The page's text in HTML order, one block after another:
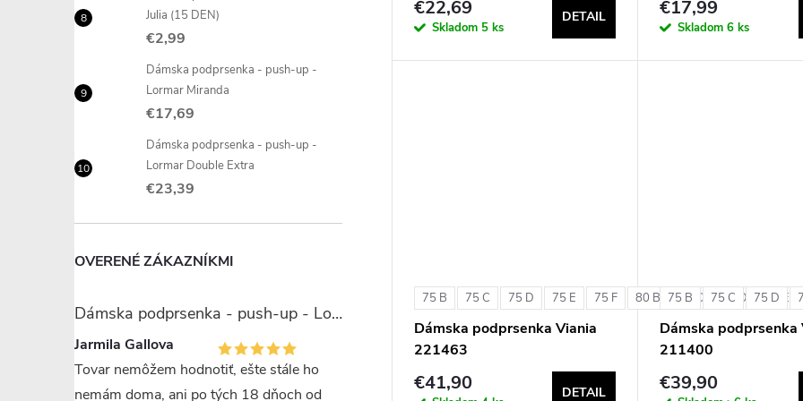
Julia (15 DEN)
€2,99
Dámska podprsenka - push-up -
Lormar Miranda
€17,69
Dámska podprsenka - push-up -
Lormar Double Extra
€23,39
OVERENÉ ZÁKAZNÍKMI
Dámska podprsenka - push-up - Lormar Miranda
Jarmila Gallova
Tovar nemôžem hodnotiť, ešte stále ho
nemám doma, ani po tých 18 dňoch od
€22,69
Skladom 5 ks
DETAIL €17,99
Skladom6 ks
75 B 75 C 75 D 75 E 75 F 80 B 80 C 80 D 80 E
Dámska podprsenka Viania
221463
€41,90 DETAIL
75 B 75 C 75 D
Dámska podprsenka
211400
€39,90